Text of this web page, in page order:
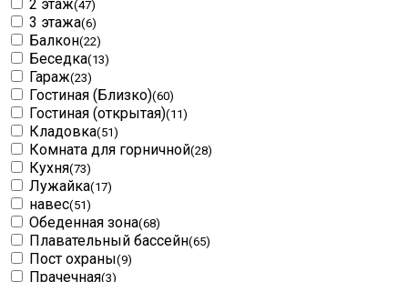
2 этаж(47)
3 этажа(6)
Балкон(22)
Беседка(13)
Гараж(23)
Гостиная (Близко)(60)
Гостиная (открытая)(11)
Кладовка(51)
Комната для горничной(28)
Кухня(73)
Лужайка(17)
навес(51)
Обеденная зона(68)
Плавательный бассейн(65)
Пост охраны(9)
Прачечная(3)